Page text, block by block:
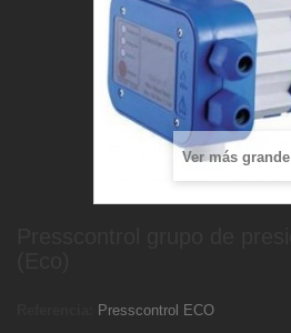
Ver más grande
Presscontrol ECO